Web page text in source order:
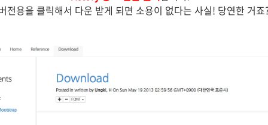
전용을 클릭해서 다운 받게 되면 소용이 없다는 사실! 당연한 거